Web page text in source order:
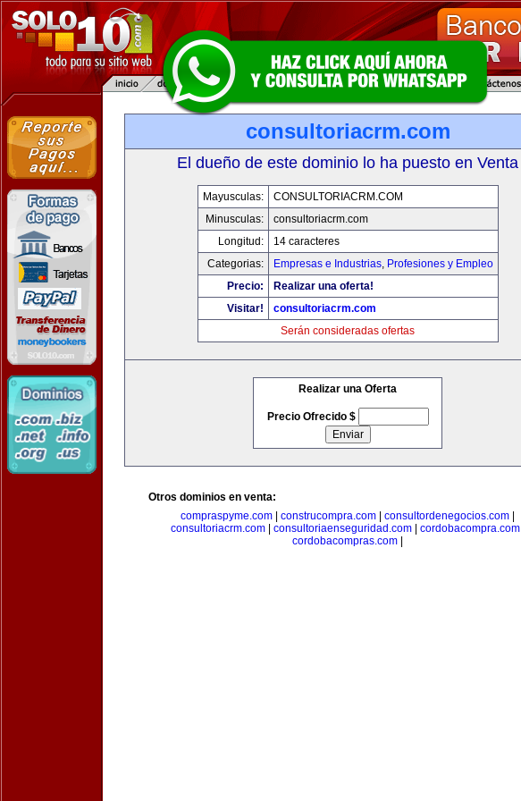
consultoriacrm.com
El dueño de este dominio lo ha puesto en Venta
Mayusculas:
CONSULTORIACRM.COM
Minusculas:
consultoriacrm.com
Longitud:
14 caracteres
Categorias:
Empresas e Industrias, Profesiones y Empleo
Precio:
Realizar una oferta!
Visitar!
consultoriacrm.com
Serán consideradas ofertas
Realizar una Oferta
Precio Ofrecido $
Otros dominios en venta:
compraspyme.com
construcompra.com consultordenegocios.com
consultoriacrm.com| consultoriaenseguridad.com| cordobacompra.com|
cordobacompras.com